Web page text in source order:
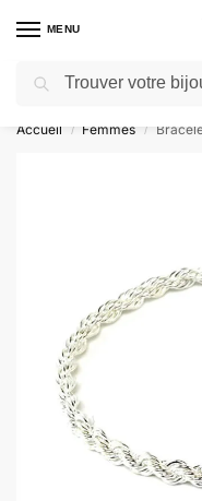
MENU
🎁 SOLDES SOLDES :
Accueil / Femmes /